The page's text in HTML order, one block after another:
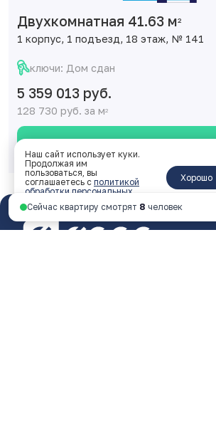
Двухкомнатная 41.63 м2
1 корпус, 1 подъезд, 18 этаж, № 141
ключи: Дом сдан
5 359 013 руб.
128 730 руб. за м2
Смотреть планировку
Сейчас квартиру смотрят 8 человек
Наш сайт использует куки.
Продолжая им
пользоваться, вы
соглашаетесь с политикой
обработки персональных
данных
Хорошо